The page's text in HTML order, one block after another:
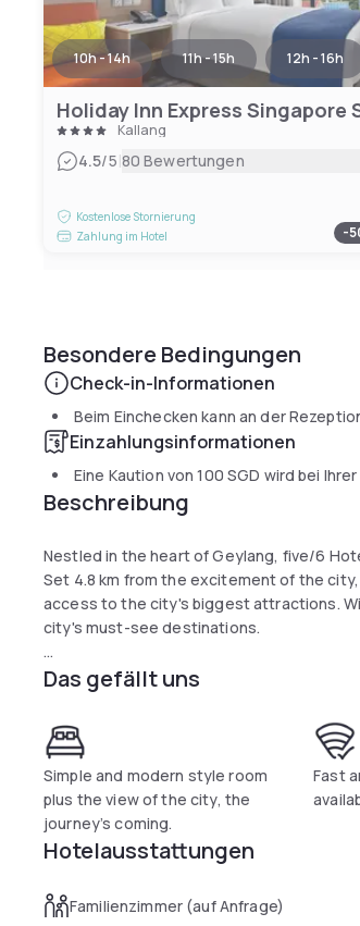
10h - 14h 11h - 15h 12h - 16h
Holiday Inn Express Singapore
Kallang
4.5/5|80 Bewertungen
Kostenlose Stornierung
Zahlung im Hotel
-
Besondere Bedingungen
Check-in-Informationen
Beim Einchecken kann an der
Einzahlungsinformationen
Eine Kaution von100 SGD wird bei
Beschreibung
Nestled in the heart of Geylang, five/6
Set 4.8 km from the excitement of the
access to the city's biggest attractions.
city's must-see destinations.
Five/6 Hotel Splendour offers impeccable
To name a few of the hotel's facilities,
security, daily housekeeping, grocery
The ambiance of five/6 Hotel Splendour
clothes rack, complimentary instant
facilities that can be found throughout
to help you unwind after an action-packed
Whatever your reason for visiting
exhilarating and exciting break away.
Das gefällt uns
Simple and modern style room
plus the view of the city, the
journey’s coming.
Fast
Hotelausstattungen
Familienzimmer (auf Anfrage)